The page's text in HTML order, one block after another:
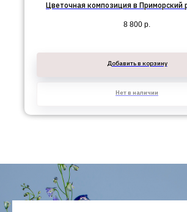
Цветочная композиция в Приморский
8 800 р.
Добавить в корзину
Нет в наличии